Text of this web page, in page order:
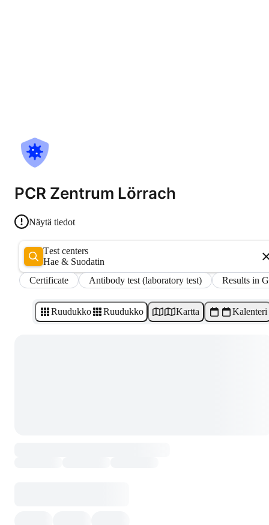
PCR Zentrum Lörrach
Näytä tiedot
Test centers
Hae & Suodatin
Certificate
Antibody test (laboratory test) Results in
Ruudukko Ruudukko Kartta Kalenteri